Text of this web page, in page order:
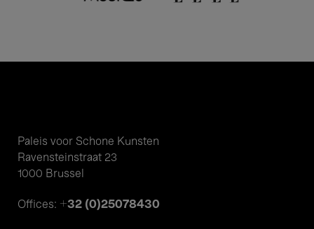
Paleis voor Schone Kunsten
Ravensteinstraat 23
1000 Brussel
Offices: +32 (0)25078430